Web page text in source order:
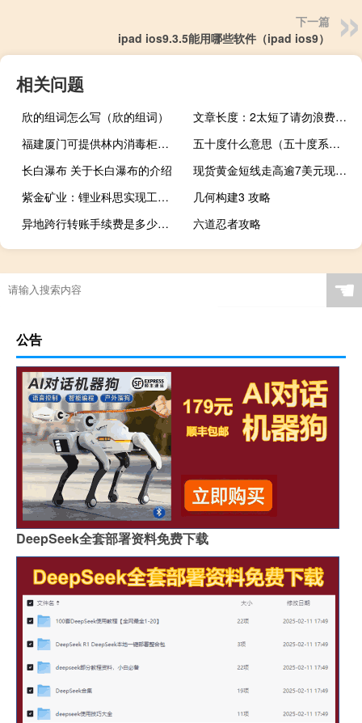
下一篇
ipad ios9.3.5能用哪些软件（ipad ios9）
相关问题
欣的组词怎么写（欣的组词）
文章长度：2太短了请勿浪费资源
福建厦门可提供林内消毒柜维修服务地址在哪
五十度什么意思（五十度系列）
长白瀑布 关于长白瀑布的介绍
现货黄金短线走高逾7美元现报1922.61美元/盎司
紫金矿业：锂业科思实现工艺突破 盐田晒卤效率倍增
几何构建3 攻略
异地跨行转账手续费是多少（异地跨行转账手续费）
六道忍者攻略
☚
公告
DeepSeek全套部署资料免费下载